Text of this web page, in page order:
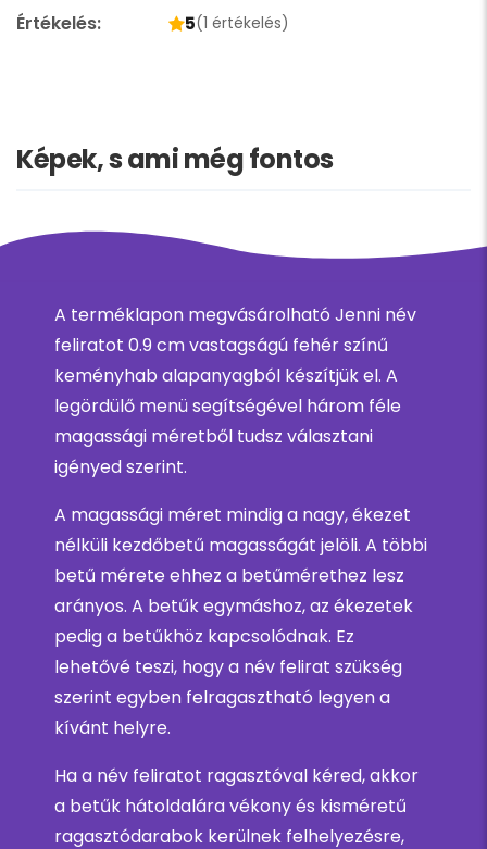
Értékelés: 5(1 értékelés)
Képek, s ami még fontos
A terméklapon megvásárolható Jenni név
feliratot 0.9 cm vastagságú fehér színű
keményhab alapanyagból készítjük el. A
legördülő menü segítségével három féle
magassági méretből tudsz választani
igényed szerint.
A magassági méret mindig a nagy, ékezet
nélküli kezdőbetű magasságát jelöli. A többi
betű mérete ehhez a betűmérethez lesz
arányos. A betűk egymáshoz, az ékezetek
pedig a betűkhöz kapcsolódnak. Ez
lehetővé teszi, hogy a név felirat szükség
szerint egyben felragasztható legyen a
kívánt helyre.
Ha a név feliratot ragasztóval kéred, akkor
a betűk hátoldalára vékony és kisméretű
ragasztódarabok kerülnek felhelyezésre,